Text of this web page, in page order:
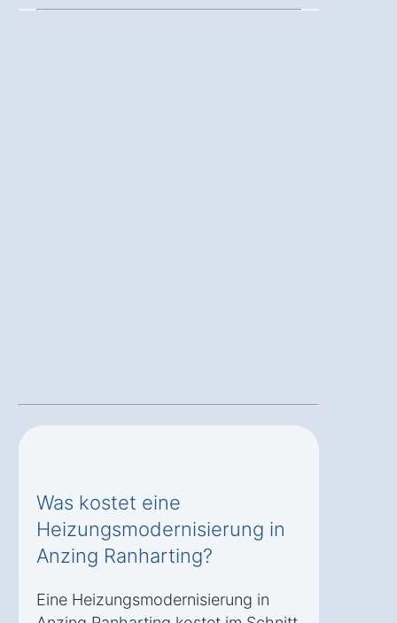
Was kostet eine
Heizungsmodernisierung in
Anzing Ranharting?
Eine Heizungsmodernisierung in